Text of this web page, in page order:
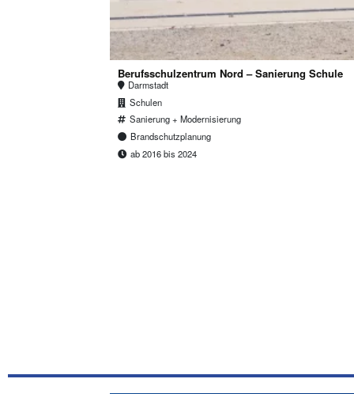
Berufsschulzentrum Nord – Sanierung Schule
Darmstadt
Schulen
Sanierung + Modernisierung
Brandschutzplanung
ab 2016 bis 2024